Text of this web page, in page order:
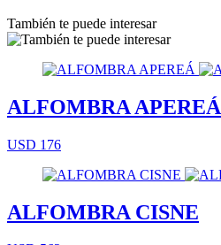
También te puede interesar
ALFOMBRA APEREÁ
USD 176
ALFOMBRA CISNE